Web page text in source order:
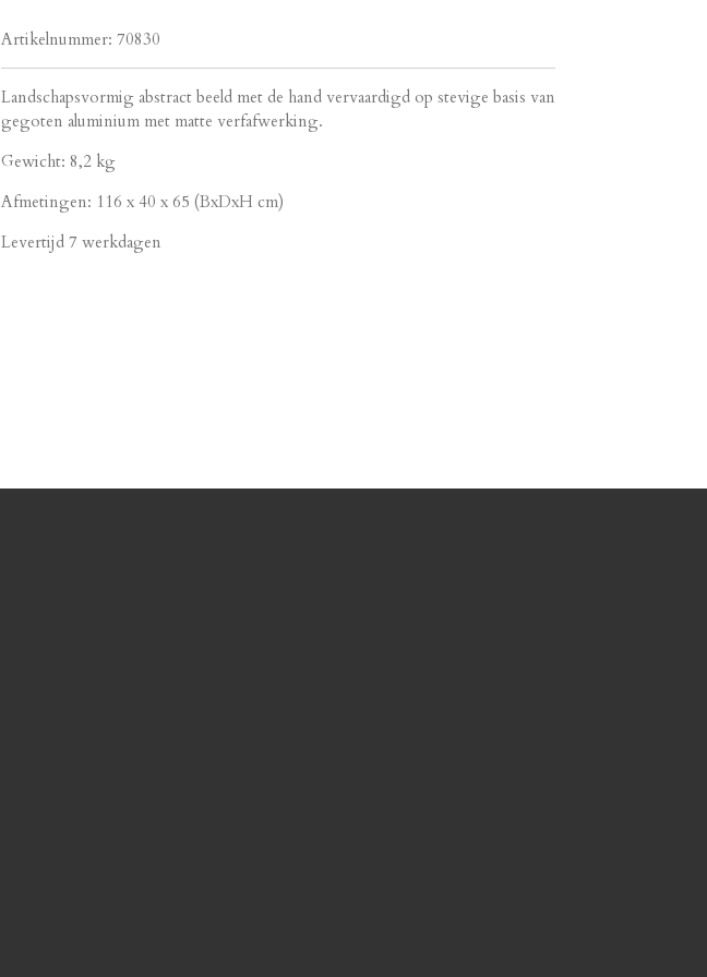
Artikelnummer: 70830
Landschapsvormig abstract beeld met de hand vervaardigd op stevige basis van
gegoten aluminium met matte verfafwerking.
Gewicht: 8,2 kg
Afmetingen: 116 x 40 x 65 (BxDxH cm)
Levertijd 7 werkdagen